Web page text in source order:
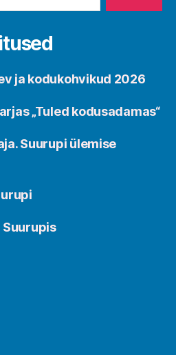
ja kodukohvikud 2026
„Tuled kodusadamas“
Suurupi ülemise